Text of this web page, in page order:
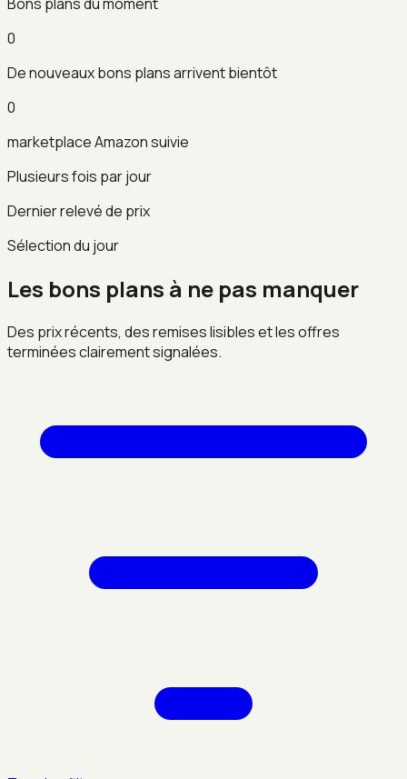
0
De nouveaux bons plans arrivent bientôt
0
marketplace Amazon suivie
Plusieurs fois par jour
Dernier relevé de prix
Sélection du jour
Les bons plans à ne pas manquer
Des prix récents, des remises lisibles et les offres
terminées clairement signalées.